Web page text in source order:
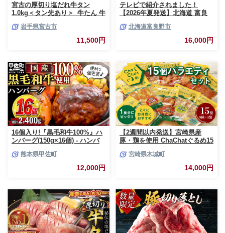
宮古の厚切り塩だれ牛タン
1.0kg＜タン先あり＞_牛たん 牛
厚切り牛タン【1181948】
岩手県宮古市
11,500円
テレビで紹介されました！
【2026年夏発送】北海道 富良
上 大玉サイズ メロン
北海道富良野市
16,000円
16個入り!『黒毛和牛100%』ハ
ンバーグ(150g×16個) - ハンバ
個包装 小分け 人気 牛肉100%
黒毛和牛 冷凍 国産 おすすめ ラ
ンキング 和牛 お取り寄せ 焼く
産牛 総菜 甲佐町【価格改定】X
熊本県甲佐町
12,000円
【2週間以内発送】宮崎県産
豚・鶏を使用 ChaChatぐるめ15
_K16_0040_4
宮崎県木城町
14,000円